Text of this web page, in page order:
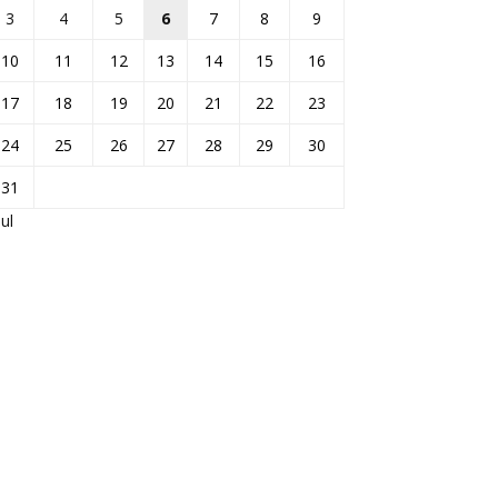
3 4 5 6 7 8
9
10
11 12 13 14 15
16
17
18 19 20 21 22
23
24
25 26 27 28 29
30
31